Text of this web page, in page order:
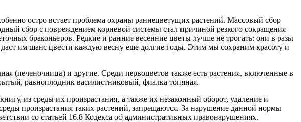
остро встает проблема охраны раннецветущих растений. Массовый сбор
сбор с повреждением корневой системы стал причиной резкого сокращения
браконьеров. Редкие и ранние весенние цветы лучше не трогать: они в разы
даст им шанс цвести каждую весну еще долгие годы. Этим мы сохраним красоту и
(печеночница) и другие. Среди первоцветов также есть растения, включенные в
равноплодник василистниковый, фиалка топяная.
из среды их произрастания, а также их незаконный оборот, удаление и
произрастания таких растений, запрещаются. За нарушение данной нормы
со статьей 16.8 Кодекса об административных правонарушениях.